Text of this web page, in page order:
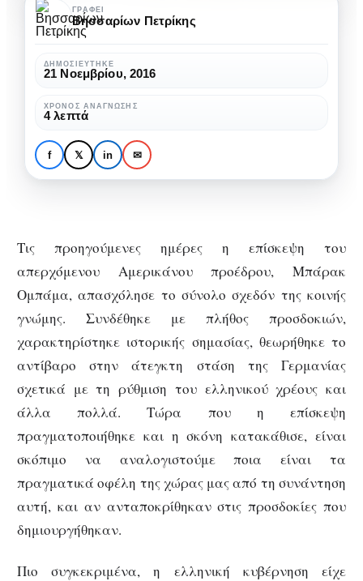
Μια τελευταία πράξη
υστεροφημίας
Μια
τελευταία
πράξη
υστεροφημίας
ΓΡΆΦΕΙ
Βησσαρίων Πετρίκης
ΔΗΜΟΣΙΕΎΤΗΚΕ
21 Νοεμβρίου, 2016
ΧΡΌΝΟΣ ΑΝΆΓΝΩΣΗΣ
4 λεπτά
f 𝕏 in ✉
Τις προηγούμενες ημέρες η επίσκεψη του
απερχόμενου Αμερικάνου προέδρου, Μπάρακ
Ομπάμα, απασχόλησε το σύνολο σχεδόν της κοινής
γνώμης. Συνδέθηκε με πλήθος προσδοκιών,
χαρακτηρίστηκε ιστορικής σημασίας, θεωρήθηκε το
αντίβαρο στην άτεγκτη στάση της Γερμανίας
σχετικά με τη ρύθμιση του ελληνικού χρέους και
άλλα πολλά. Τώρα που η επίσκεψη
πραγματοποιήθηκε και η σκόνη κατακάθισε, είναι
σκόπιμο να αναλογιστούμε ποια είναι τα
πραγματικά οφέλη της χώρας μας από τη συνάντηση
αυτή, και αν ανταποκρίθηκαν στις προσδοκίες που
δημιουργήθηκαν.
Πιο συγκεκριμένα, η ελληνική κυβέρνηση είχε